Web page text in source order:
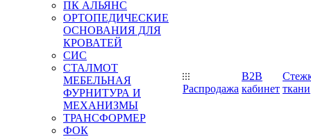
ПК АЛЬЯНС
ОРТОПЕДИЧЕСКИЕ
ОСНОВАНИЯ ДЛЯ
КРОВАТЕЙ
СИС
СТАЛМОТ
МЕБЕЛЬНАЯ
ФУРНИТУРА И
МЕХАНИЗМЫ
ТРАНСФОРМЕР
ФОК
Распродажа
B2B
кабинет ткани